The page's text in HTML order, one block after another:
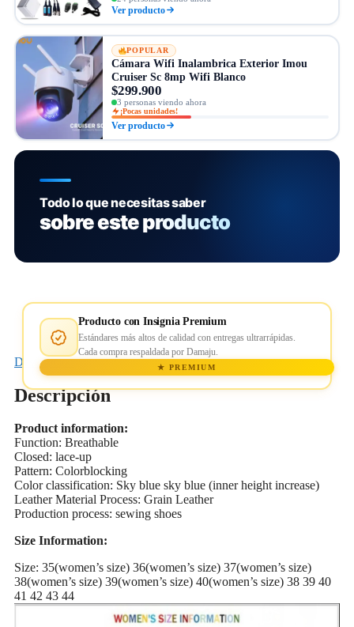
Ver producto
POPULAR
Cámara Wifi Inalambrica Exterior Imou
Cruiser Sc 8mp Wifi Blanco
$299.900
3 personas viendo ahora
¡Pocas unidades!
Ver producto
Todo lo que necesitas saber
sobre este producto
Producto con Insignia Premium
Estándares más altos de calidad con entregas ultrarrápidas.
Cada compra respaldada por Damaju.
★ PREMIUM
Descripción
Descripción
Product information:
Function: Breathable
Closed: lace-up
Pattern: Colorblocking
Color classification: Sky blue sky blue (inner height increase)
Leather Material Process: Grain Leather
Production process: sewing shoes
Size Information:
Size: 35(women’s size) 36(women’s size) 37(women’s size)
38(women’s size) 39(women’s size) 40(women’s size) 38 39 40
41 42 43 44